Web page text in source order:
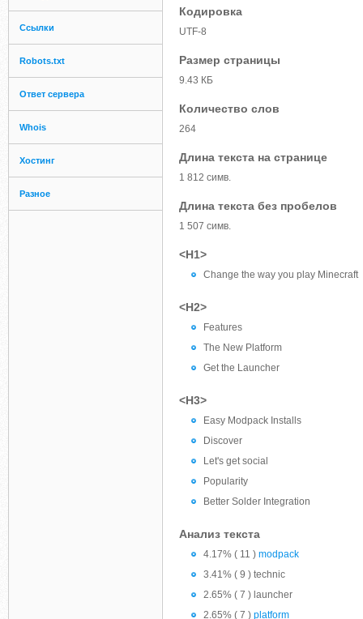
Ссылки
Robots.txt
Ответ сервера
Whois
Хостинг
Разное
Кодировка
UTF-8
Размер страницы
9.43 КБ
Количество слов
264
Длина текста на странице
1 812 симв.
Длина текста без пробелов
1 507 симв.
<H1>
Change the way you play Minecraft
<H2>
Features
The New Platform
Get the Launcher
<H3>
Easy Modpack Installs
Discover
Let's get social
Popularity
Better Solder Integration
Анализ текста
4.17% ( 11 ) modpack
3.41% ( 9 ) technic
2.65% ( 7 ) launcher
2.65% ( 7 ) platform